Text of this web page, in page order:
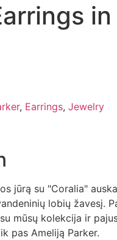
, Earrings, Jewelry
jūrą su "Coralia"
lobių žavesį.
mūsų kolekcija ir
pas Ameliją Parker.